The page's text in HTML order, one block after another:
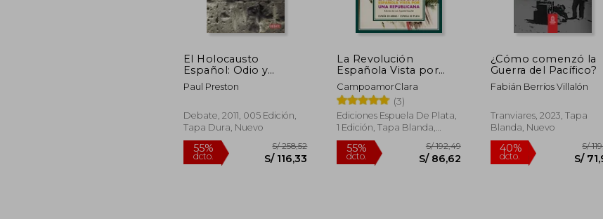
40% 55% 55%
El Holocausto
Español: Odio y
Exterminio en la
Guerra Civil y Después
Paul Preston
Debate, 2011, 005 Edición,
Tapa Dura, Nuevo
La Revolución
Española Vista por
una Republicana
CampoamorClara
(3)
Ediciones Espuela De Plata,
1 Edición, Tapa Blanda,
Nuevo
¿Cómo comenzó la
Guerra del Pacífico?
Fabián Berríos Villalón
Tranviares, 2023, Tapa
Blanda, Nuevo